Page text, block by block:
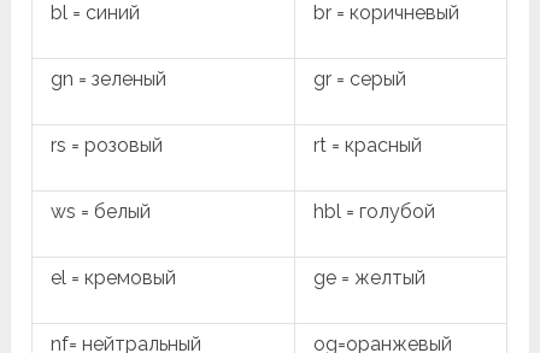
bl = синий br = коричневый
gn = зеленый gr = серый
rs = розовый rt = красный
ws = белый hbl = голубой
el = кремовый ge = желтый
nf= нейтральный og=оранжевый